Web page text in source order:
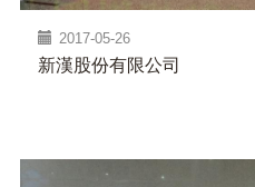
2017-05-26
新漢股份有限公司